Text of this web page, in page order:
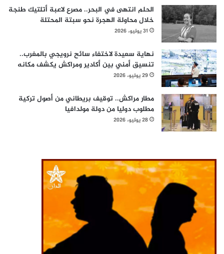
الحلم انتهى في البحر.. مصرع لاعبة أتلتيك طنجة
خلال محاولة الهجرة نحو سبتة المحتلة
31 يوليو، 2026
نهاية سعيدة لاختفاء سائح نرويجي بالمغرب..
تنسيق أمني بين أكادير ومراكش يكشف مكانه
29 يوليو، 2026
مطار مراكش.. توقيف بريطاني من أصول تركية
مطلوب دوليا من دولة مولدافيا
28 يوليو، 2026